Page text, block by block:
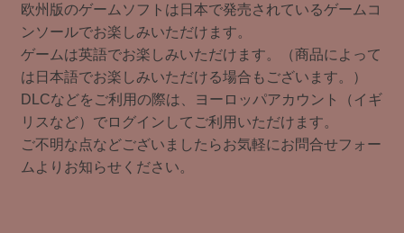
欧州版のゲームソフトは日本で発売されているゲームコ
ンソールでお楽しみいただけます。
ゲームは英語でお楽しみいただけます。（商品によって
は日本語でお楽しみいただける場合もございます。）
DLCなどをご利用の際は、ヨーロッパアカウント（イギ
リスなど）でログインしてご利用いただけます。
ご不明な点などございましたらお気軽にお問合せフォー
ムよりお知らせください。